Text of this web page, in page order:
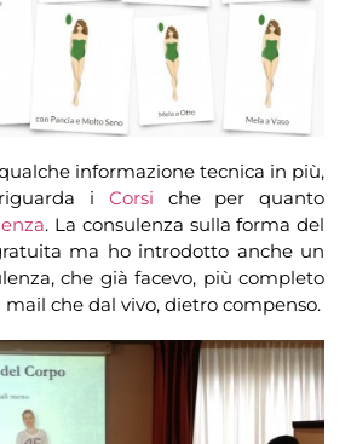
informazione tecnica in più,
i Corsi che per quanto
. La consulenza sulla forma del
ma ho introdotto anche un
che già facevo, più completo
mail che dal vivo, dietro compenso.